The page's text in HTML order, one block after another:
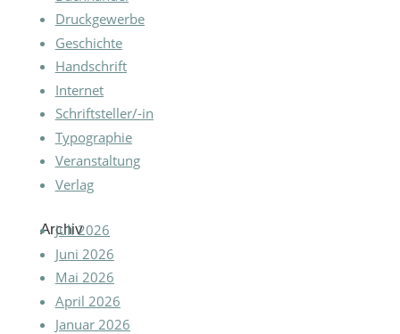
Druckgewerbe
Geschichte
Handschrift
Internet
Schriftsteller/-in
Typographie
Veranstaltung
Verlag
Archiv
Juli 2026
Juni 2026
Mai 2026
April 2026
Januar 2026